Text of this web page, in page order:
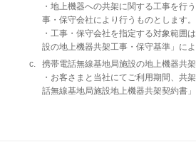
・地上機器への共架に関する工事を行
事・保守会社により行うものとします。
・工事・保守会社を指定する対象範囲
設の地上機器共架工事・保守基準」によ
c.
携帯電話無線基地局施設の地上機器共
・お客さまと当社にてご利用期間、共
話無線基地局施設地上機器共架契約書」